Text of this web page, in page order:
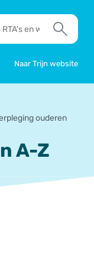
Zoek
Naar Trijn website
ouderen
A-Z